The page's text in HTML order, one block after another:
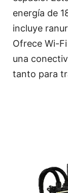
energía de
incluye
Ofrece Wi-
una
tanto para